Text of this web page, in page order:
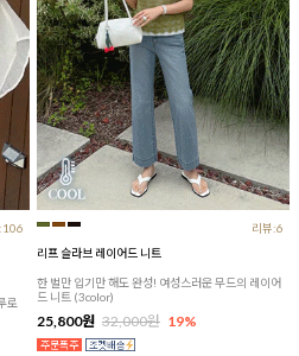
로
리뷰:6
리프 슬라브 레이어드 니트
한 벌만 입기만 해도 완성! 여성스러운 무드의 레이어
드 니트 (3color)
25,800원 32,000원 19%